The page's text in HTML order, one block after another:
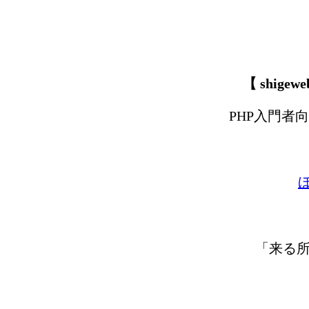
【
PHP入門者
「来る